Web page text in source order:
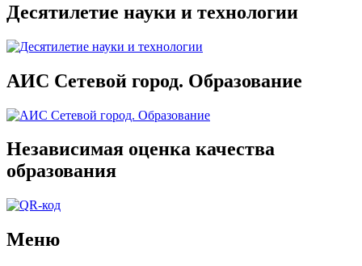
Десятилетие науки и технологии
АИС Сетевой город. Образование
Независимая оценка качества
образования
Меню